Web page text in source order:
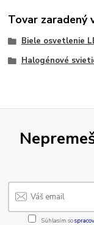
Tovar zaradený
Biele osvetlenie
Halogénové
Súhlasím so